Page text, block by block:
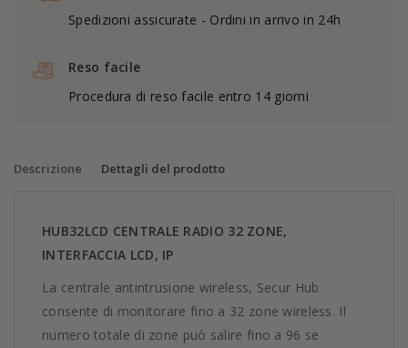
Spedizioni assicurate - Ordini in arrivo in 24h
Reso facile
Procedura di reso facile entro 14 giorni
Descrizione Dettagli del prodotto
HUB32LCD CENTRALE RADIO 32 ZONE,
INTERFACCIA LCD, IP
La centrale antintrusione wireless, Secur Hub
consente di monitorare fino a 32 zone wireless. Il
numero totale di zone può salire fino a 96 se